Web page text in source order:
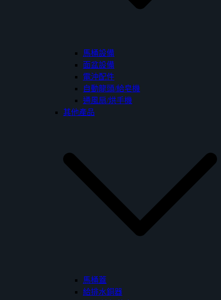
馬桶設備
面盆設備
電沖配件
自動龍頭/給皂機
通風扇/烘手機
其他產品
馬桶蓋
給排水銅器